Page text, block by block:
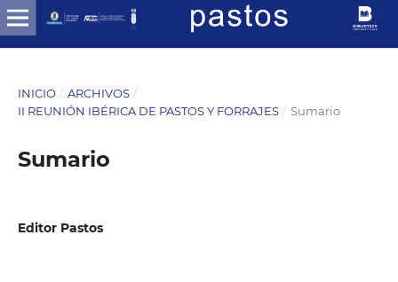
INICIO / ARCHIVOS /
II REUNIÓN IBÉRICA DE PASTOS Y FORRAJES / Sumario
Sumario
Editor Pastos